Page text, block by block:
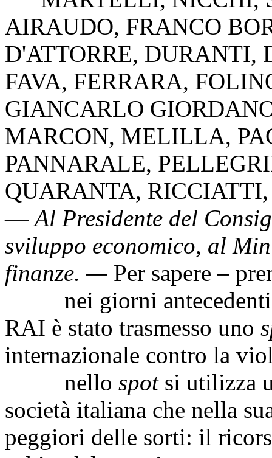
AIRAUDO, FRANCO
D'ATTORRE, DURANTI,
FAVA, FERRARA,
GIANCARLO
MARCON, MELILLA,
PANNARALE,
QUARANTA, RICCIATTI
—Al Presidente del
sviluppo economico, al
finanze. — Per sapere –
nei giorni antecedenti
RAI è stato trasmesso uno
internazionale contro la
nello spotsi utilizza
società italiana che nella
peggiori delle sorti: il